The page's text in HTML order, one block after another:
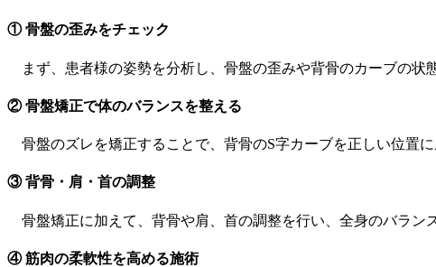
① 骨盤の歪みをチェック
まず、患者様の姿勢を分析し、骨盤の歪みや背骨のカーブの状
② 骨盤矯正で体のバランスを整える
骨盤のズレを矯正することで、背骨のS字カーブを正しい位置
③ 背骨・肩・首の調整
骨盤矯正に加えて、背骨や肩、首の調整を行い、全身のバラン
④ 筋肉の柔軟性を高める施術